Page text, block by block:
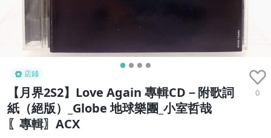
店鋪
【月界2S2】Love Again 專輯CD－附歌詞
紙（絕版）_Globe 地球樂團_小室哲哉
〖專輯〗ACX
0